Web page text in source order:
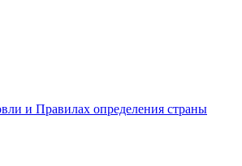
и Правилах определения страны